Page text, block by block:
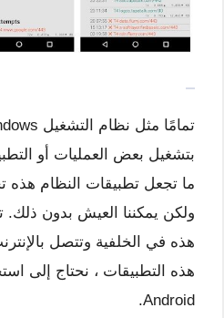
بتشغيل بعض العمليات أو
ولكن يمكننا العيش بدون ذلك.
هذه في الخلفية وتتصل
هذه التطبيقات ، نحتاج إلى
Android.